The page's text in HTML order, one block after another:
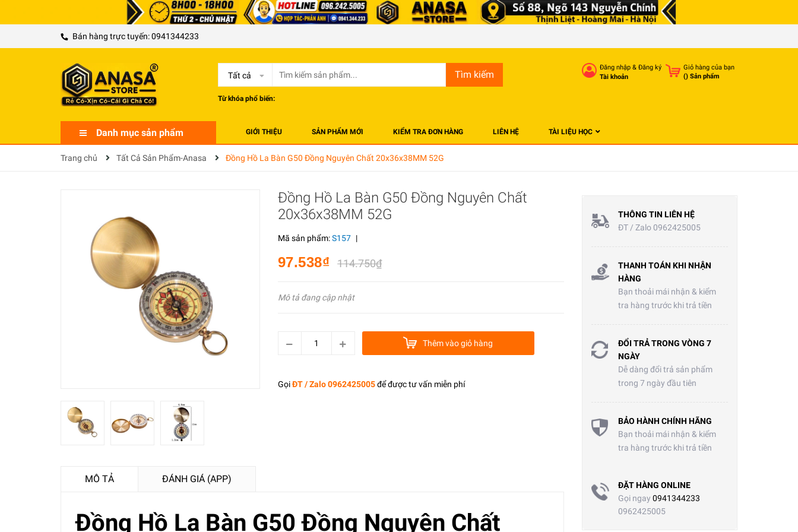
Bán hàng trực tuyến:0941344233
Tất cả Tìm kiếm
Từ khóa phổ biến:
Đăng nhập& Đăng ký
Tài khoản
Giỏ hàng của bạn
() Sản phẩm
Danh mục sản phẩm GIỚI THIỆU SẢN PHẨM MỚI KIỂM TRA ĐƠN HÀNG LIÊN HỆ TÀI LIỆU HỌC
Trang chủ Tất Cả Sản Phẩm-Anasa Đồng Hồ La Bàn G50 Đồng Nguyên Chất 20x36x38MM 52G
Đồng Hồ La Bàn G50 Đồng Nguyên Chất
20x36x38MM 52G
Mã sản phẩm:S157 |
97.538₫ 114.750₫
Mô tả đang cập nhật
Thêm vào giỏ hàng
GọiĐT / Zalo 0962425005để được tư vấn miễn phí
MÔ TẢ ĐÁNH GIÁ (APP)
Đồng Hồ La Bàn G50 Đồng Nguyên Chất
THÔNG TIN LIÊN HỆ
ĐT / Zalo 0962425005
THANH TOÁN KHI NHẬN
HÀNG
Bạn thoải mái nhận & kiểm
tra hàng trước khi trả tiền
ĐỔI TRẢ TRONG VÒNG 7
NGÀY
Dễ dàng đổi trả sản phẩm
trong 7 ngày đầu tiên
BẢO HÀNH CHÍNH HÃNG
Bạn thoải mái nhận & kiểm
tra hàng trước khi trả tiền
ĐẶT HÀNG ONLINE
Gọi ngay 0941344233
0962425005